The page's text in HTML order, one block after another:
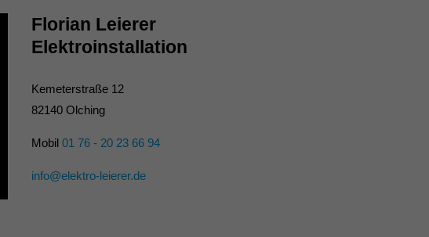
Florian Leierer
Elektroinstallation
Kemeterstraße 12
82140 Olching
Mobil 01 76 - 20 23 66 94
info@elektro-leierer.de